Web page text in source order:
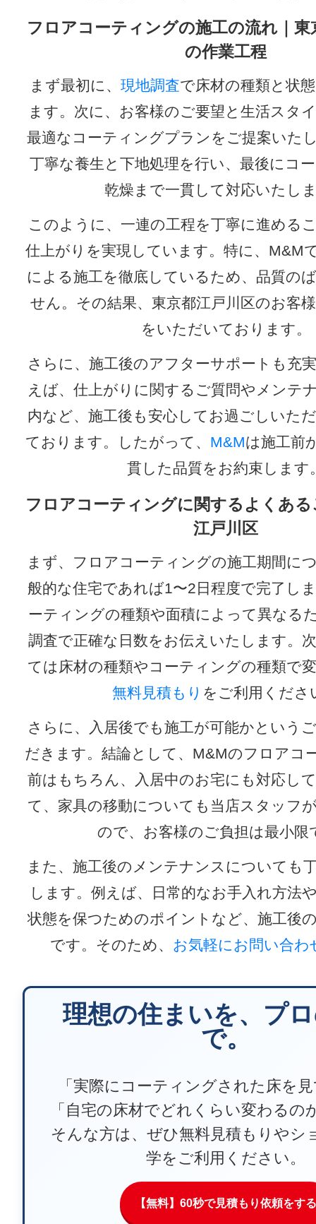
フロアコーティングの施工の流れ｜東
の作業工程
まず最初に、 現地調査で床材の種類と状
ます。次に、お客様のご要望と生活スタ
最適なコーティングプランをご提案いた
丁寧な養生と下地処理を行い、最後にコ
乾燥まで一貫して対応いたし
このように、一連の工程を丁寧に進める
仕上がりを実現しています。特に、M&M
による施工を徹底しているため、品質の
せん。その結果、東京都江戸川区のお客
をいただいております。
さらに、施工後のアフターサポートも充
えば、仕上がりに関するご質問やメンテ
内など、施工後も安心してお過ごしいた
ております。したがって、 M&Mは施工前
貫した品質をお約束します
フロアコーティングに関するよくある
江戸川区
まず、フロアコーティングの施工期間に
般的な住宅であれば1〜2日程度で完了し
ーティングの種類や面積によって異なる
調査で正確な日数をお伝えいたします。
ては床材の種類やコーティングの種類で
無料見積もり をご利用くださ
さらに、入居後でも施工が可能かという
だきます。結論として、M&Mのフロアコ
前はもちろん、入居中のお宅にも対応し
て、家具の移動についても当店スタッフ
ので、お客様のご負担は最小限
また、施工後のメンテナンスについても
します。例えば、日常的なお手入れ方法
状態を保つためのポイントなど、施工後
です。そのため、
お気軽にお問い合わ
理想の住まいを、プ
で。
「実際にコーティングされた床を
「自宅の床材でどれくらい変わるの
そんな方は、ぜひ無料見積もりやシ
学をご利用ください。
【無料】60秒で見積もり依頼をする